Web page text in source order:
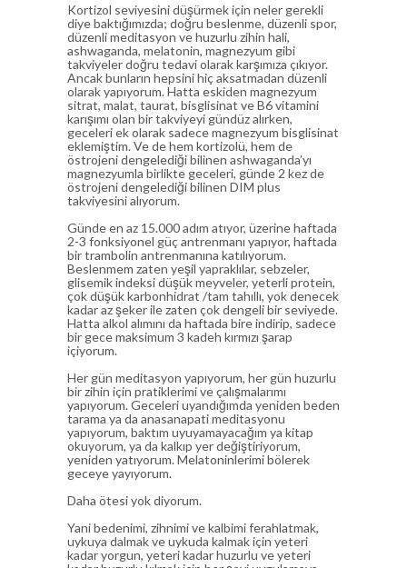
Kortizol seviyesini düşürmek için neler gerekli
diye baktığımızda; doğru beslenme, düzenli spor,
düzenli meditasyon ve huzurlu zihin hali,
ashwaganda, melatonin, magnezyum gibi
takviyeler doğru tedavi olarak karşımıza çıkıyor.
Ancak bunların hepsini hiç aksatmadan düzenli
olarak yapıyorum. Hatta eskiden magnezyum
sitrat, malat, taurat, bisglisinat ve B6 vitamini
karışımı olan bir takviyeyi gündüz alırken,
geceleri ek olarak sadece magnezyum bisglisinat
eklemiştim. Ve de hem kortizolü, hem de
östrojeni dengelediği bilinen ashwaganda’yı
magnezyumla birlikte geceleri, günde 2 kez de
östrojeni dengelediği bilinen DIM plus
takviyesini alıyorum.
Günde en az 15.000 adım atıyor, üzerine haftada
2-3 fonksiyonel güç antrenmanı yapıyor, haftada
bir trambolin antrenmanına katılıyorum.
Beslenmem zaten yeşil yapraklılar, sebzeler,
glisemik indeksi düşük meyveler, yeterli protein,
çok düşük karbonhidrat /tam tahıllı, yok denecek
kadar az şeker ile zaten çok dengeli bir seviyede.
Hatta alkol alımını da haftada bire indirip, sadece
bir gece maksimum 3 kadeh kırmızı şarap
içiyorum.
Her gün meditasyon yapıyorum, her gün huzurlu
bir zihin için pratiklerimi ve çalışmalarımı
yapıyorum. Geceleri uyandığımda yeniden beden
tarama ya da anasanapati meditasyonu
yapıyorum, baktım uyuyamayacağım ya kitap
okuyorum, ya da kalkıp yer değiştiriyorum,
yeniden yatıyorum. Melatoninlerimi bölerek
geceye yayıyorum.
Daha ötesi yok diyorum.
Yani bedenimi, zihnimi ve kalbimi ferahlatmak,
uykuya dalmak ve uykuda kalmak için yeteri
kadar yorgun, yeteri kadar huzurlu ve yeteri